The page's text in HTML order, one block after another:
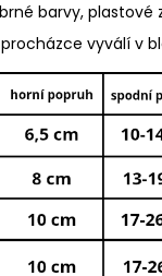
barvy, plastové
vyválí v